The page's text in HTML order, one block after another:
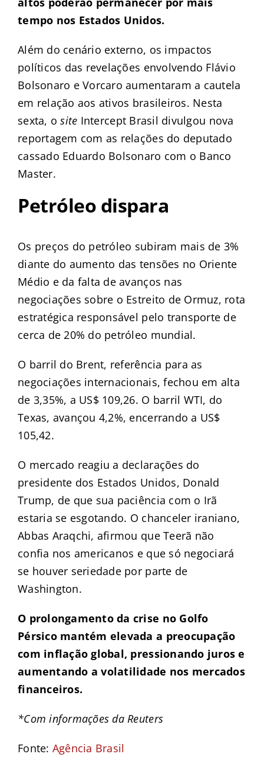
tempo nos Estados Unidos.
Além do cenário externo, os impactos
políticos das revelações envolvendo Flávio
Bolsonaro e Vorcaro aumentaram a cautela
em relação aos ativos brasileiros. Nesta
sexta, osite Intercept Brasil divulgou nova
reportagem com as relações do deputado
cassado Eduardo Bolsonaro com o Banco
Master.
Petróleo dispara
Os preços do petróleo subiram mais de 3%
diante do aumento das tensões no Oriente
Médio e da falta de avanços nas
negociações sobre o Estreito de Ormuz, rota
estratégica responsável pelo transporte de
cerca de 20% do petróleo mundial.
O barril do Brent, referência para as
negociações internacionais, fechou em alta
de 3,35%, a US$ 109,26. O barril WTI, do
Texas, avançou 4,2%, encerrando a US$
105,42.
O mercado reagiu a declarações do
presidente dos Estados Unidos, Donald
Trump, de que sua paciência com o Irã
estaria se esgotando. O chanceler iraniano,
Abbas Araqchi, afirmou que Teerã não
confia nos americanos e que só negociará
se houver seriedade por parte de
Washington.
O prolongamento da crise no Golfo
Pérsico mantém elevada a preocupação
com inflação global, pressionando juros e
aumentando a volatilidade nos mercados
financeiros.
*Com informações da Reuters
Fonte: Agência Brasil